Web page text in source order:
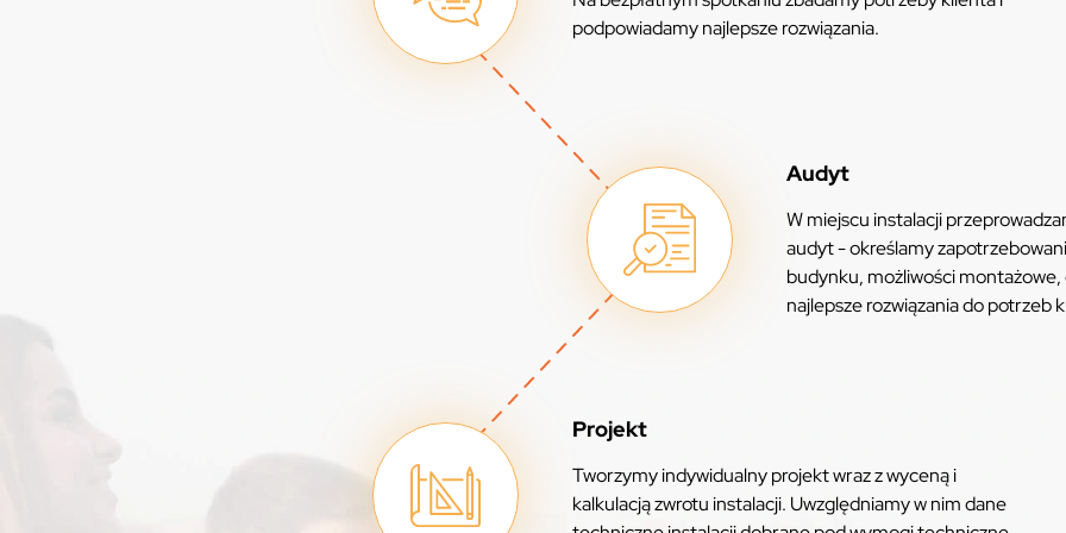
podpowiadamy najlepsze rozwiązania.
Audyt
W miejscu instalacji
audyt - określamy
budynku, możliwości
najlepsze rozwiązania do potrzeb
Projekt
Tworzymy indywidualny projekt wraz z wyceną i
kalkulacją zwrotu instalacji. Uwzględniamy w nim dane